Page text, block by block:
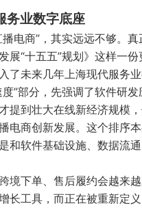
务业数字底座
电商”，其实远远不够。
“十五五”规划》这样一
未来几年上海现代服务业
”部分，先强调了软件研
提到壮大在线新经济规模
电商创新发展。这个排序
和软件基础设施、数据流
境下单、售后履约会越来
长工具，而正在被重新定